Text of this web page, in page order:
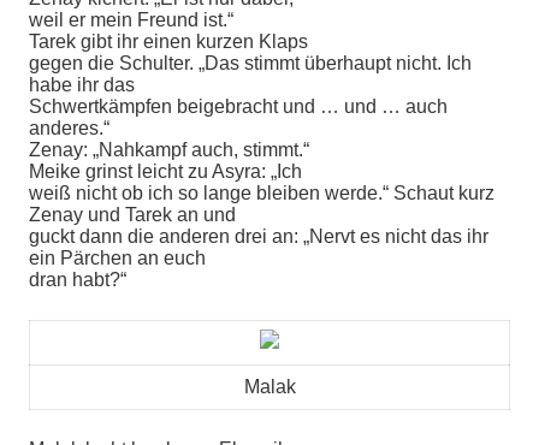
weil er mein Freund ist.“
Tarek gibt ihr einen kurzen Klaps
gegen die Schulter. „Das stimmt überhaupt nicht. Ich
habe ihr das
Schwertkämpfen beigebracht und … und … auch
anderes.“
Zenay: „Nahkampf auch, stimmt.“
Meike grinst leicht zu Asyra: „Ich
weiß nicht ob ich so lange bleiben werde.“ Schaut kurz
Zenay und Tarek an und
guckt dann die anderen drei an: „Nervt es nicht das ihr
ein Pärchen an euch
dran habt?“
Malak